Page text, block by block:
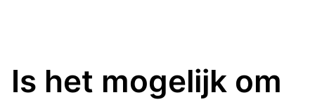
Is het mogelijk om